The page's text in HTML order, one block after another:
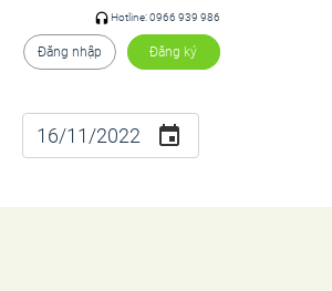
Hotline: 0966 939 986
Đăng nhập Đăng ký